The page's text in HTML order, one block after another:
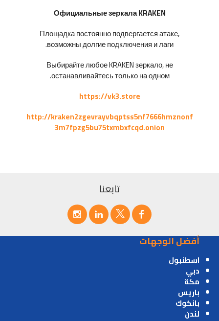
Официальные зеркала KRAKEN
Площадка постоянно подвергается атаке,
возможны долгие подключения и лаги.
Выбирайте любое KRAKEN зеркало, не
останавливайтесь только на одном.
https://vk3.store
http://kraken2zgevrayvbqptss5nf7666hmznonf
3m7fpzg5bu75txmbxfcqd.onion
تابعنا
أفضل الوجهات
اسطنبول
دبي
مكة
باريس
بانكوك
لندن